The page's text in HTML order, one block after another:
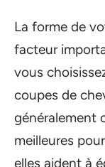
La forme de
facteur
vous
coupes de
généralement
meilleures
elles aident à